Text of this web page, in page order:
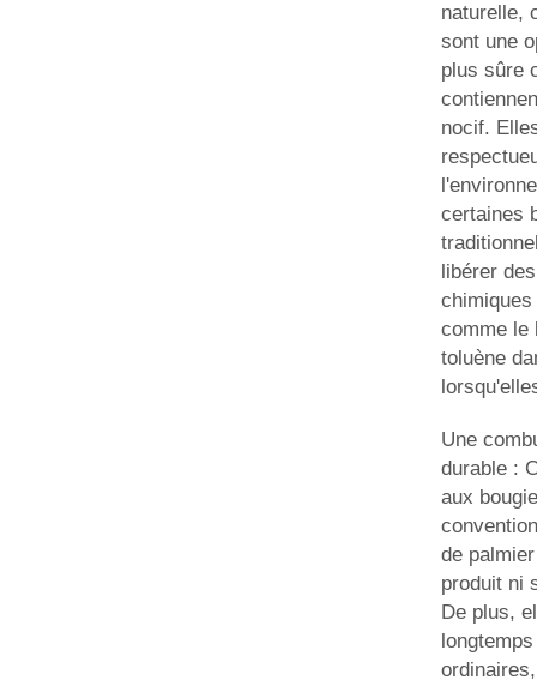
naturelle,
sont une
plus sûre
nocif.
certaines
libérer
chimiques
comme le
toluène
Une
durable :
aux
de
produit ni
De plus,